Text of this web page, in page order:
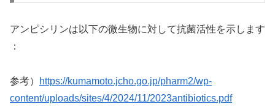
アンピシリンは以下の微生物に対して抗菌活性を示します
：
参考）
https://kumamoto.jcho.go.jp/pharm2/wp-
content/uploads/sites/4/2024/11/2023antibiotics.pdf